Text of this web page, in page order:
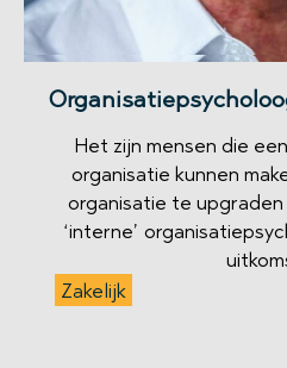
Het zijn mensen die
organisatie kunnen
organisatie te
‘interne’
Zakelijk